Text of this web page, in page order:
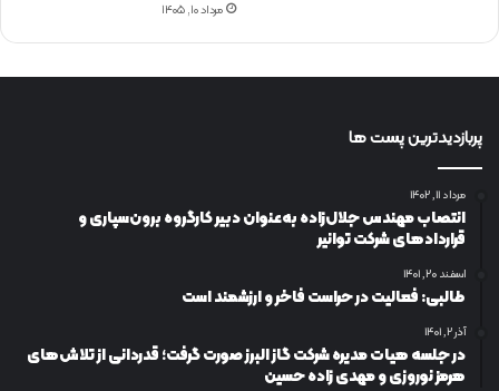
مرداد ۱۰, ۱۴۰۵
پربازدیدترین پست ها
مرداد ۱۱, ۱۴۰۲
انتصاب مهندس جلال‌زاده به‌عنوان دبیر كارگروه برون‌سپاری و
قراردادهای شركت توانیر
اسفند ۲۰, ۱۴۰۱
طالبی: فعالیت در حراست فاخر و ارزشمند است
آذر ۲, ۱۴۰۱
در جلسه هیات مدیره شرکت گاز البرز صورت گرفت؛ قدردانی از تلاش‌های
هرمز نوروزی و مهدی زاده حسین